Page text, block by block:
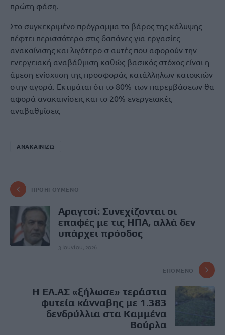
πρώτη φάση.
Στο συγκεκριμένο πρόγραμμα το βάρος της κάλυψης
πέφτει περισσότερο στις δαπάνες για εργασίες
ανακαίνισης και λιγότερο σ αυτές που αφορούν την
ενεργειακή αναβάθμιση καθώς βασικός στόχος είναι η
άμεση ενίσχυση της προσφοράς κατάλληλων κατοικιών
στην αγορά. Εκτιμάται ότι το 80% των παρεμβάσεων θα
αφορά ανακαινίσεις και το 20% ενεργειακές
αναβαθμίσεις
ΑΝΑΚΑΙΝΙΖΩ
ΠΡΟΗΓΟΎΜΕΝΟ
Αραγτσί: Συνεχίζονται οι
επαφές με τις ΗΠΑ, αλλά δεν
υπάρχει πρόοδος
3 Ιουνίου, 2026
ΕΠΌΜΕΝΟ
Η ΕΛ.ΑΣ «ξήλωσε» τεράστια
φυτεία κάνναβης με 1.383
δενδρύλλια στα Καμμένα
Βούρλα